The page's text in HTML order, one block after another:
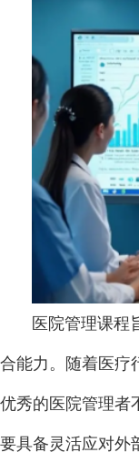
医院管理课程
合能力。随着医疗
优秀的医院管理者
要具备灵活应对外